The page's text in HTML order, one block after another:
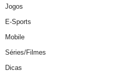
Jogos
E-Sports
Mobile
Séries/Filmes
Dicas